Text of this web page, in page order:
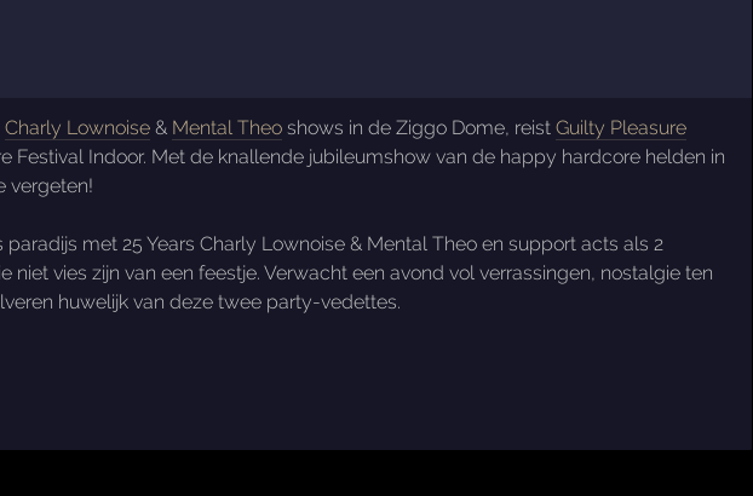
Charly Lownoise& Mental Theoshows in de Ziggo Dome, reist Guilty Pleasure
Festival Indoor. Met de knallende jubileumshow van de happy hardcore helden in
vergeten!
met 25 Years Charly Lownoise & Mental Theo en support acts als 2
vies zijn van een feestje. Verwacht een avond vol verrassingen, nostalgie ten
huwelijk van deze twee party-vedettes.